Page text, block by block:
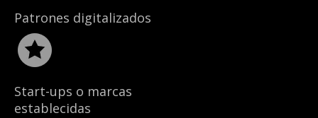
Patrones digitalizados
Start-ups o marcas
establecidas